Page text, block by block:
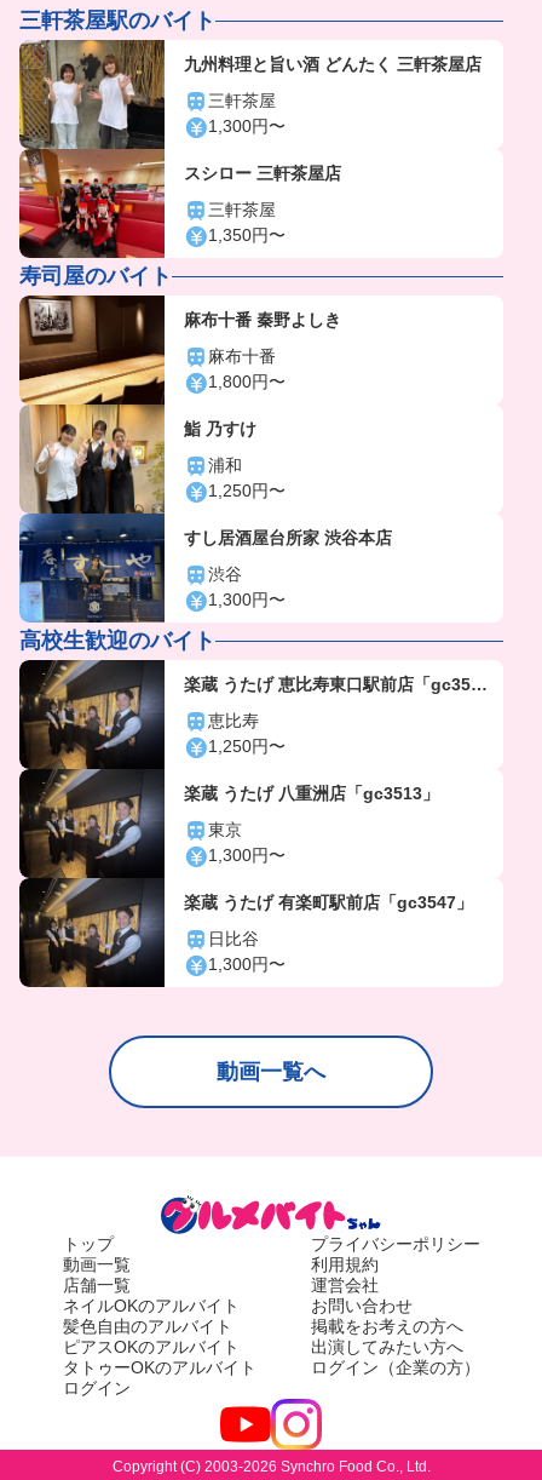
三軒茶屋駅のバイト
九州料理と旨い酒 どんたく 三軒茶屋店
三軒茶屋
1,300円〜
スシロー 三軒茶屋店
三軒茶屋
1,350円〜
寿司屋のバイト
麻布十番 秦野よしき
麻布十番
1,800円〜
鮨 乃すけ
浦和
1,250円〜
すし居酒屋台所家 渋谷本店
渋谷
1,300円〜
高校生歓迎のバイト
楽蔵 うたげ 恵比寿東口駅前店「gc356
4」恵比寿
1,250円〜
楽蔵 うたげ 八重洲店「gc3513」
東京
1,300円〜
楽蔵 うたげ 有楽町駅前店「gc3547」
日比谷
1,300円〜
動画一覧へ
トップ
動画一覧
店舗一覧
ネイルOKのアルバイト
髪色自由のアルバイト
ピアスOKのアルバイト
タトゥーOKのアルバイト
ログイン
プライバシーポリシー
利用規約
運営会社
お問い合わせ
掲載をお考えの方へ
出演してみたい方へ
ログイン（企業の方）
Copyright (C) 2003-2026 Synchro Food Co., Ltd.